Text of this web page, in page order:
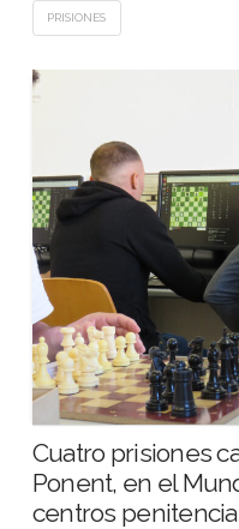
PRISIONES
Cuatro prisiones
Ponent, en el
centros